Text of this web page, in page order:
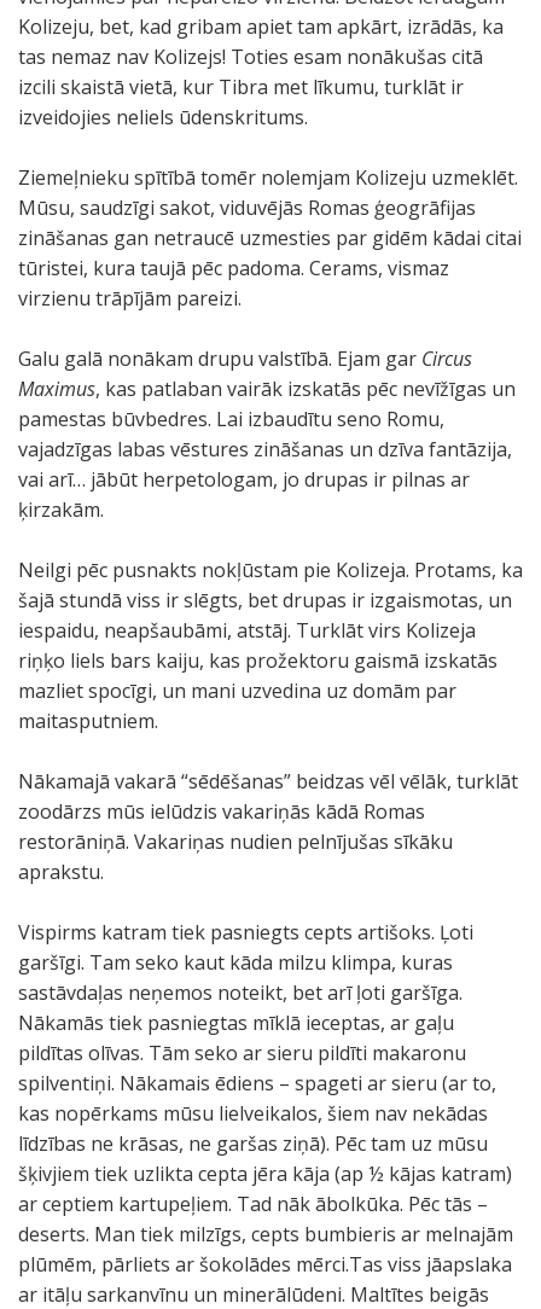
Kolizeju, bet, kad gribam apiet tam apkārt, izrādās, ka
tas nemaz nav Kolizejs! Toties esam nonākušas citā
izcili skaistā vietā, kur Tibra met līkumu, turklāt ir
izveidojies neliels ūdenskritums.
Ziemeļnieku spītībā tomēr nolemjam Kolizeju uzmeklēt.
Mūsu, saudzīgi sakot, viduvējās Romas ģeogrāfijas
zināšanas gan netraucē uzmesties par gidēm kādai citai
tūristei, kura taujā pēc padoma. Cerams, vismaz
virzienu trāpījām pareizi.
Galu galā nonākam drupu valstībā. Ejam gar Circus
Maximus, kas patlaban vairāk izskatās pēc nevīžīgas un
pamestas būvbedres. Lai izbaudītu seno Romu,
vajadzīgas labas vēstures zināšanas un dzīva fantāzija,
vai arī… jābūt herpetologam, jo drupas ir pilnas ar
ķirzakām.
Neilgi pēc pusnakts nokļūstam pie Kolizeja. Protams, ka
šajā stundā viss ir slēgts, bet drupas ir izgaismotas, un
iespaidu, neapšaubāmi, atstāj. Turklāt virs Kolizeja
riņķo liels bars kaiju, kas prožektoru gaismā izskatās
mazliet spocīgi, un mani uzvedina uz domām par
maitasputniem.
Nākamajā vakarā “sēdēšanas” beidzas vēl vēlāk, turklāt
zoodārzs mūs ielūdzis vakariņās kādā Romas
restorāniņā. Vakariņas nudien pelnījušas sīkāku
aprakstu.
Vispirms katram tiek pasniegts cepts artišoks. Ļoti
garšīgi. Tam seko kaut kāda milzu klimpa, kuras
sastāvdaļas neņemos noteikt, bet arī ļoti garšīga.
Nākamās tiek pasniegtas mīklā ieceptas, ar gaļu
pildītas olīvas. Tām seko ar sieru pildīti makaronu
spilventiņi. Nākamais ēdiens – spageti ar sieru (ar to,
kas nopērkams mūsu lielveikalos, šiem nav nekādas
līdzības ne krāsas, ne garšas ziņā). Pēc tam uz mūsu
šķivjiem tiek uzlikta cepta jēra kāja (ap ½ kājas katram)
ar ceptiem kartupeļiem. Tad nāk ābolkūka. Pēc tās –
deserts. Man tiek milzīgs, cepts bumbieris ar melnajām
plūmēm, pārliets ar šokolādes mērci.Tas viss jāapslaka
ar itāļu sarkanvīnu un minerālūdeni. Maltītes beigās